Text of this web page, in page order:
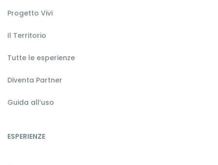
Progetto Vivi
Il Territorio
Tutte le esperienze
Diventa Partner
Guida all’uso
ESPERIENZE